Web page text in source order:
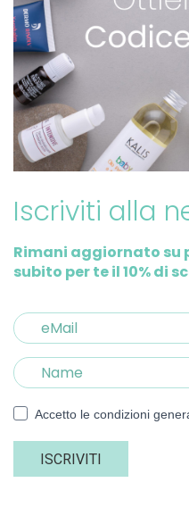
Iscriviti alla
Rimani aggiornato su
subito per te il 10% di
Accetto le condizioni
ISCRIVITI